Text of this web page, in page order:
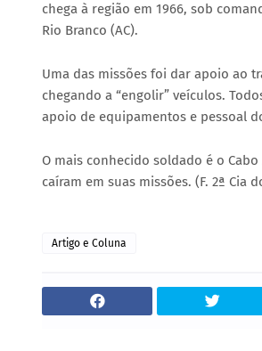
chega à região em 1966, sob
Rio Branco (AC).
Uma das missões foi dar apoio ao
chegando a “engolir” veículos.
apoio de equipamentos e pessoal
O mais conhecido soldado é o
caíram em suas missões. (F. 2ª Cia
Artigo e Coluna